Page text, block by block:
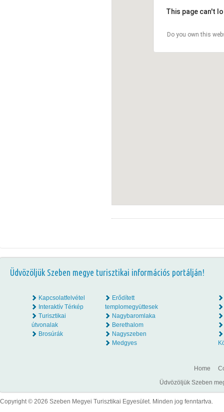
This page can't
Do you own this
Üdvözöljük Szeben megye turisztikai információs portálján!
Kapcsolatfelvétel
Interaktív Térkép
Turisztikai
útvonalak
Brosúrák
Erődített
templomegyüttesek
Nagybaromlaka
Berethalom
Nagyszeben
Medgyes
Home
Üdvözöljük Szeben
Copyright © 2026 Szeben Megyei Turisztikai Egyesület. Minden jog fenntartva.